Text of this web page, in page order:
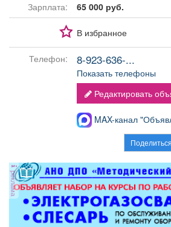
Я - пенсионер
Зарплата:
65 000 руб.
В избранное
Телефон: 8-923-636-...
Показать телефоны
Редактировать
MAX-канал
Поделиться
реклама